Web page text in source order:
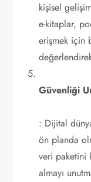
kişisel
e-kitaplar,
erişmek için
Güvenliği
: Dijital
ön planda
veri paketini
almayı